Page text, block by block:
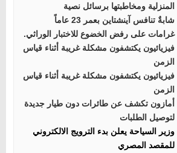
المنزلية ومخاطبتها برسائل نصية
تنافس آينشتاين بعمر 23 عاماً
على رفض الخضوع للاختبار الوراثي.
يكتشفون مشكلة غريبة أثناء قياس
الزمن
يكتشفون مشكلة غريبة أثناء قياس
الزمن
تكشف عن طائرات دون طيار جديدة
لتوصيل الطلبات
السياحة يعلن بدء الترويج الالكتروني
للمقصد المصري